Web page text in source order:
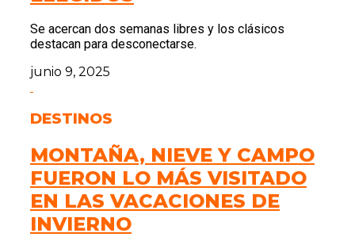
Se acercan dos semanas libres y los clásicos
destacan para desconectarse.
junio 9, 2025
DESTINOS
MONTAÑA, NIEVE Y CAMPO
FUERON LO MÁS VISITADO
EN LAS VACACIONES DE
INVIERNO